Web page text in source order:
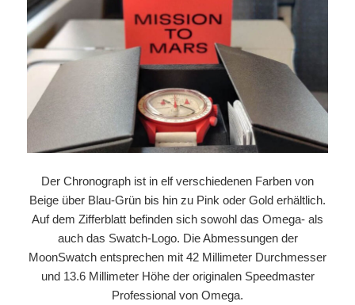
Der Chronograph ist in elf verschiedenen Farben von
Beige über Blau-Grün bis hin zu Pink oder Gold erhältlich.
Auf dem Zifferblatt befinden sich sowohl das Omega- als
auch das Swatch-Logo. Die Abmessungen der
MoonSwatch entsprechen mit 42 Millimeter Durchmesser
und 13.6 Millimeter Höhe der originalen Speedmaster
Professional von Omega.